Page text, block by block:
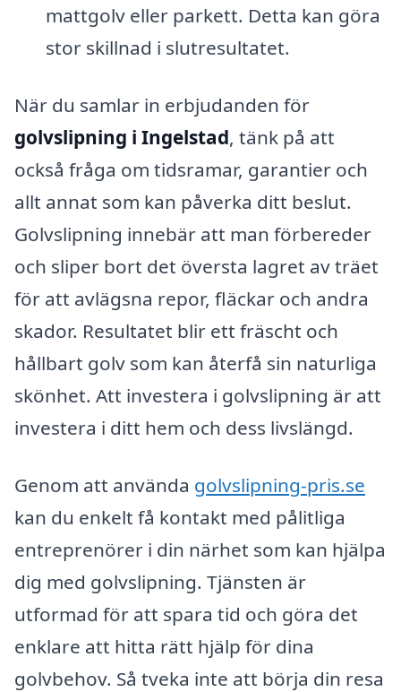
mattgolv eller parkett. Detta kan göra
stor skillnad i slutresultatet.
När du samlar in erbjudanden för
golvslipning i Ingelstad, tänk på att
också fråga om tidsramar, garantier och
allt annat som kan påverka ditt beslut.
Golvslipning innebär att man förbereder
och sliper bort det översta lagret av träet
för att avlägsna repor, fläckar och andra
skador. Resultatet blir ett fräscht och
hållbart golv som kan återfå sin naturliga
skönhet. Att investera i golvslipning är att
investera i ditt hem och dess livslängd.
Genom att använda golvslipning-pris.se
kan du enkelt få kontakt med pålitliga
entreprenörer i din närhet som kan hjälpa
dig med golvslipning. Tjänsten är
utformad för att spara tid och göra det
enklare att hitta rätt hjälp för dina
golvbehov. Så tveka inte att börja din resa